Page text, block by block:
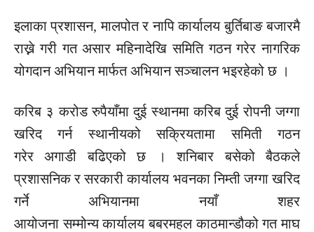
इलाका प्रशासन, मालपोत रनापिकार्यालय बुर्तिबाङ बजारमै
राख्ने गरी गत असार महिनादेखिसमितिगठन गरेर नागरिक
योगदान अभियान मार्फत अभियान सञ्चालन भइरहेको छ ।
करिब ३ करोड रुपैयाँमा दुई स्थानमा करिब दुई रोपनी जग्गा
खरिद गर्न स्थानीयको सक्रियतामासमितीगठन
गरेरअगाडी बढिएको छ । शनिबार बसेको बैठकले
प्रशासनिक र सरकारी कार्यालय भवनकानिम्तीजग्गा खरिद
गर्ने अभियानमा नयाँ शहर
आयोजनासम्मोन्यकार्यालयबबरमहल काठमान्डौकोगत माघ